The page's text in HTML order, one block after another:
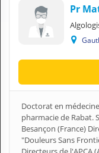
EN English
Sign in
Pr
Doctorat en
pharmacie de Rabat.
Besançon (France)
"Douleurs Sans